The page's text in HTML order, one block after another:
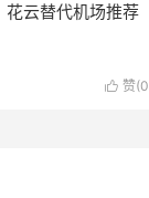
花云替代机场推荐
 赞(0